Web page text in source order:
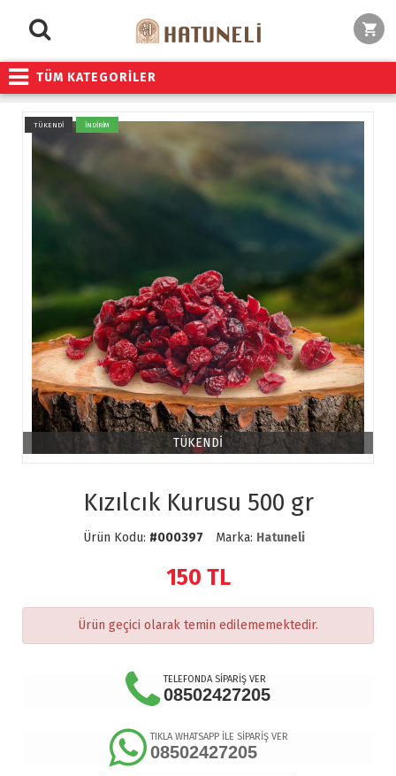
TÜM KATEGORİLER
TÜKENDİ İNDİRİM
TÜKENDİ
Kızılcık Kurusu 500 gr
Ürün Kodu: #000397 Marka: Hatuneli
150 TL
Ürün geçici olarak temin edilememektedir.
TELEFONDA SİPARİŞ VER
08502427205
TIKLA WHATSAPP İLE SİPARİŞ VER
08502427205